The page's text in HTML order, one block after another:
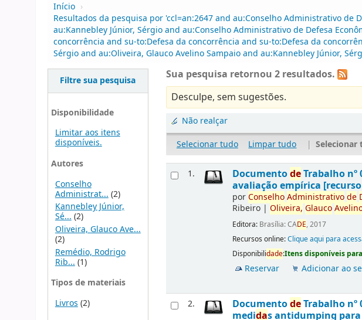
Início ›
Resultados da pesquisa por 'ccl=an:2647 and au:Conselho Administrativo de
au:Kannebley Júnior, Sérgio and au:Conselho Administrativo de Defesa
concorrência and su-to:Defesa da concorrência and su-to:Defesa da
Sérgio and au:Oliveira, Glauco Avelino Sampaio and au:Kannebley Júnior,
Filtre sua pesquisa
Disponibilidade
Limitar aos itens
disponíveis.
Autores
Conselho
Administrat... (2)
Kannebley Júnior,
Sé...(2)
Oliveira, Glauco Ave...
(2)
Remédio, Rodrigo
Rib... (1)
Tipos de materiais
Livros (2)
Sua pesquisa retornou 2 resultados.
Desculpe, sem sugestões.
Não realçar
Selecionar tudo
Limpar tudo | Selecionar
1. DocumentodeTrabalho
avaliação empírica
porConselhoAdministrativode
Ribeiro |Oliveira, Glauco
Editora: Brasília: CADE, 2017
Recursos online:Clique aqui para
Disponibilidade:Itens disponíveis
Reservar Adicionar ao
2. DocumentodeTrabalho nº
medidas antidumping